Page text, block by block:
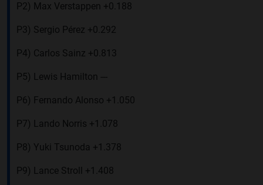
P2) Max Verstappen +0.188
P3) Sergio Pérez +0.292
P4) Carlos Sainz +0.813
P5) Lewis Hamilton ---
P6) Fernando Alonso +1.050
P7) Lando Norris +1.078
P8) Yuki Tsunoda +1.378
P9) Lance Stroll +1.408